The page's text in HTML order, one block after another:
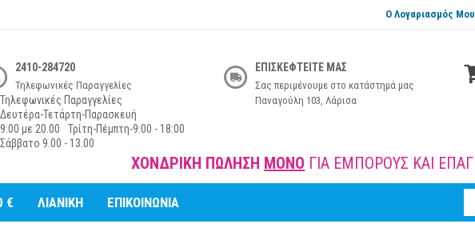
Ο Λογαριασμός Μου
2410-284720
Τηλεφωνικές Παραγγελίες
Τηλεφωνικές Παραγγελίες
Δευτέρα-Τετάρτη-Παρασκευή
9:00 με 20.00
Τρίτη-Πέμπτη-9:00 - 18:00
Σάββατο 9.00 - 13.00
ΕΠΙΣΚΕΦΤΕΙΤΕ ΜΑΣ
Σας περιμένουμε στο κατάστημά μας
Παναγούλη 103, Λάρισα
ΧΟΝΔΡΙΚΗ ΠΩΛΗΣΗΜΟΝΟΓΙΑ ΕΜΠΟΡΟΥΣ ΚΑΙ ΕΠΑΓΓΕΛΜΑΤΙΕΣ
€ ΛΙΑΝΙΚΗ ΕΠΙΚΟΙΝΩΝΙΑ